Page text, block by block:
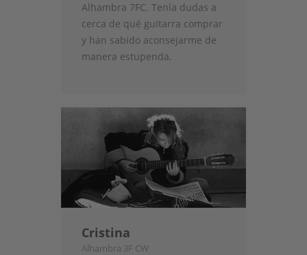
Alhambra 7FC. Tenía dudas a
cerca de qué guitarra comprar
y han sabido aconsejarme de
manera estupenda.
Cristina
Alhambra 3F CW